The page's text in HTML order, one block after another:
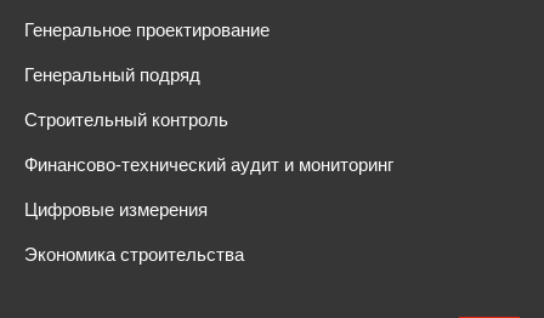
Генеральное проектирование
Генеральный подряд
Строительный контроль
Финансово-технический аудит и мониторинг
Цифровые измерения
Экономика строительства